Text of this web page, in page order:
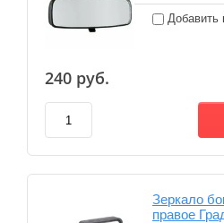
Добавить
240 руб.
Зеркало
правое